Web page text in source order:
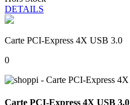
DETAILS
Carte PCI-Express 4X USB 3.0
0
Carte PCI-Express 4X USB 3.0